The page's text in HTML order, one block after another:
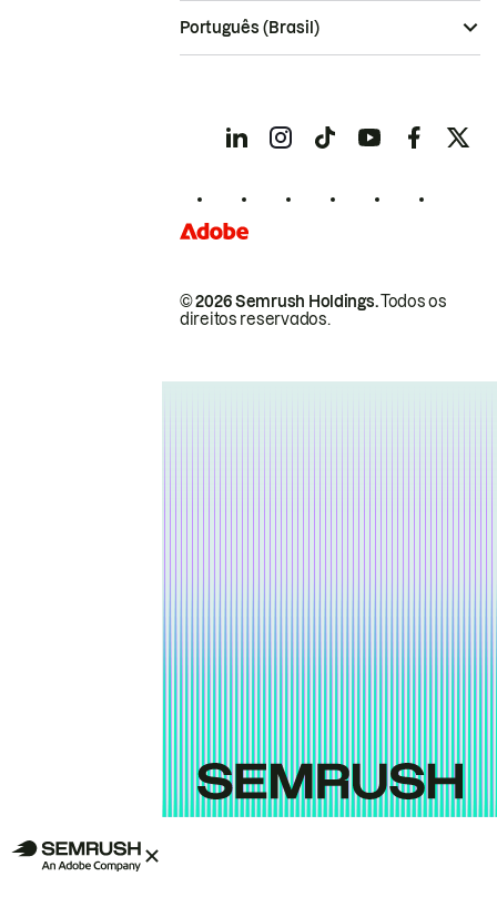
© 2026 Semrush Holdings.Todos os
direitos reservados.
Português (Brasil)